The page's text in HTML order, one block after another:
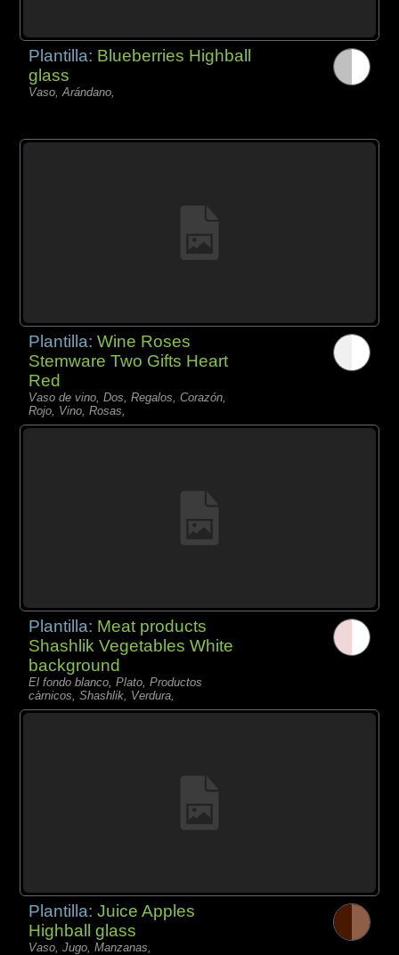
Plantilla: Blueberries Highball
glass
Vaso, Arándano,
Plantilla:Wine Roses
Stemware Two Gifts Heart
Red
Vaso de vino, Dos, Regalos, Corazón,
Rojo, Vino, Rosas,
Plantilla: Meat products
Shashlik Vegetables White
background
El fondo blanco, Plato, Productos
càrnicos, Shashlik, Verdura,
Plantilla:Juice Apples
Highball glass
Vaso, Jugo, Manzanas,